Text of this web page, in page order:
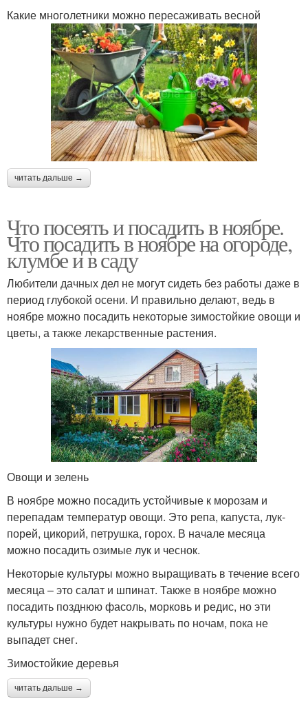
Какие многолетники можно пересаживать весной
читать дальше →
Что посеять и посадить в ноябре.
Что посадить в ноябре на огороде,
клумбе и в саду
Любители дачных дел не могут сидеть без работы даже в
период глубокой осени. И правильно делают, ведь в
ноябре можно посадить некоторые зимостойкие овощи и
цветы, а также лекарственные растения.
Овощи и зелень
В ноябре можно посадить устойчивые к морозам и
перепадам температур овощи. Это репа, капуста, лук-
порей, цикорий, петрушка, горох. В начале месяца
можно посадить озимые лук и чеснок.
Некоторые культуры можно выращивать в течение всего
месяца – это салат и шпинат. Также в ноябре можно
посадить позднюю фасоль, морковь и редис, но эти
культуры нужно будет накрывать по ночам, пока не
выпадет снег.
Зимостойкие деревья
читать дальше →